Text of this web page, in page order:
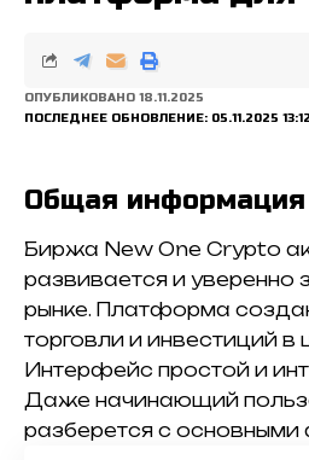
ПОСЛЕДНЕЕ ОБНОВЛЕНИЕ: 05.11.2025 13:12
ОПУБЛИКОВАНО 18.11.2025
Общая информация
Биржа New One Crypto
развивается и уверенно
рынке. Платформа
торговли и инвестиций
Интерфейс простой и
Даже начинающий
разберется с основными